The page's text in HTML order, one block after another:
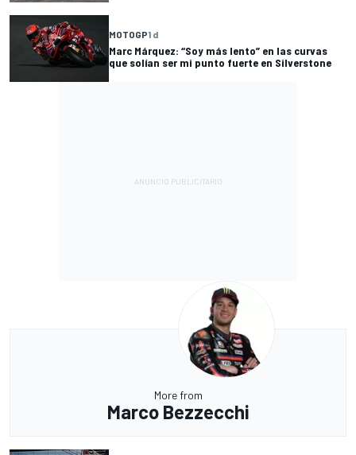
MOTOGP1 d
Marc Márquez: “Soy más lento” en las curvas
que solían ser mi punto fuerte en Silverstone
More from
Marco Bezzecchi